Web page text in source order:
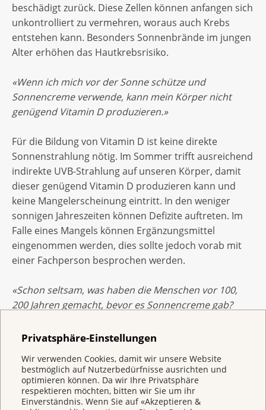
Privatsphäre-Einstellungen
Wir verwenden Cookies, damit wir unsere Website
bestmöglich auf Nutzerbedürfnisse ausrichten und
optimieren können. Da wir Ihre Privatsphäre
respektieren möchten, bitten wir Sie um ihr
Einverständnis. Wenn Sie auf «Akzeptieren &
beschädigt zurück. Diese Zellen können anfangen sich
unkontrolliert zu vermehren, woraus auch Krebs
entstehen kann. Besonders Sonnenbrände im jungen
Alter erhöhen das Hautkrebsrisiko.
«Wenn ich mich vor der Sonne schütze und
Sonnencreme verwende, kann mein Körper nicht
genügend Vitamin D produzieren.»
Für die Bildung von Vitamin D ist keine direkte
Sonnenstrahlung nötig. Im Sommer trifft ausreichend
indirekte UVB-Strahlung auf unseren Körper, damit
dieser genügend Vitamin D produzieren kann und
keine Mangelerscheinung eintritt. In den weniger
sonnigen Jahreszeiten können Defizite auftreten. Im
Falle eines Mangels können Ergänzungsmittel
eingenommen werden, dies sollte jedoch vorab mit
einer Fachperson besprochen werden.
«Schon seltsam, was haben die Menschen vor 100,
200 Jahren gemacht, bevor es Sonnencreme gab?
100 Jahren durchschnittlich bei gerade einmal 45
Jahren. Zum anderen wird vermutet, dass
verschiedene Faktoren zu mehr